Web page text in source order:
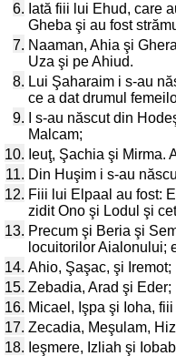
6. Iată fiii lui Ehud, care
Gheba şi au fost
7. Naaman, Ahia şi
Uza şi pe Ahiud.
8. Lui Şaharaim i s-au
ce a dat drumul
9.
I s-au născut din
Malcam;
10. Ieuţ, Şachia şi Mirma.
11. Din Huşim i s-au
12. Fiii lui Elpaal au fost:
zidit Ono şi Lodul şi
13. Precum şi Beria şi
locuitorilor Aialonului;
14. Ahio, Şaşac, şi Iremot;
15. Zebadia, Arad şi Eder;
16. Micael, Işpa şi Ioha,
17. Zecadia, Meşulam,
18. Ieşmere, Izliah şi